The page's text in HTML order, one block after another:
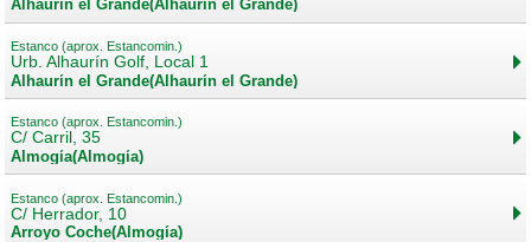
Alhaurín el Grande(Alhaurín el Grande)
Estanco (aprox. Estancomin.)
Urb. Alhaurín Golf, Local 1
Alhaurín el Grande(Alhaurín el Grande)
Estanco (aprox. Estancomin.)
C/ Carril, 35
Almogía(Almogía)
Estanco (aprox. Estancomin.)
C/ Herrador, 10
Arroyo Coche(Almogía)